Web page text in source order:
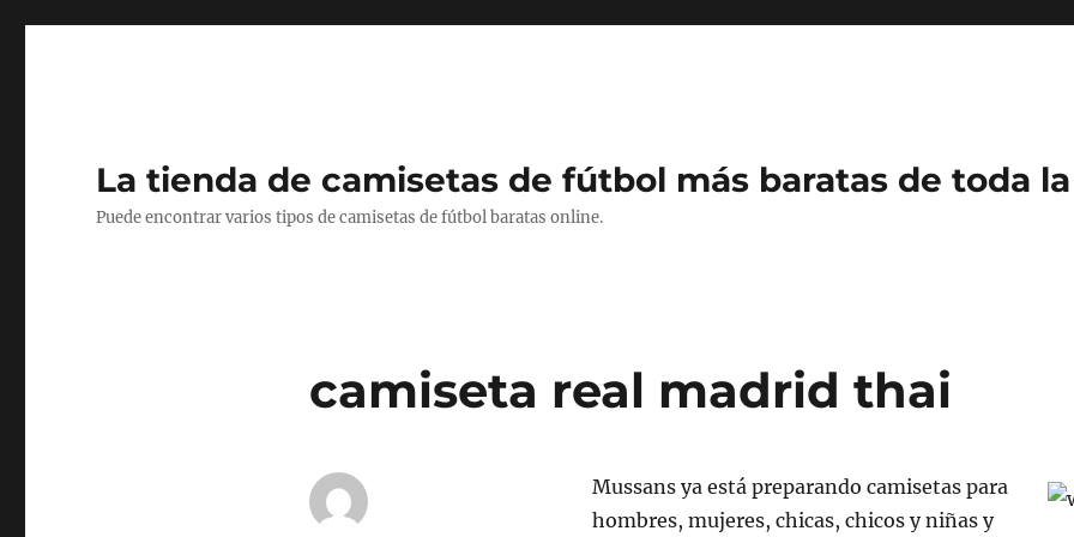
La tienda de camisetas de fútbol más baratas de toda
Puede encontrar varios tipos de camisetas de fútbol baratas online.
camiseta real madrid thai
Mussans ya está preparando camisetas para
hombres, mujeres, chicas, chicos y niñas y